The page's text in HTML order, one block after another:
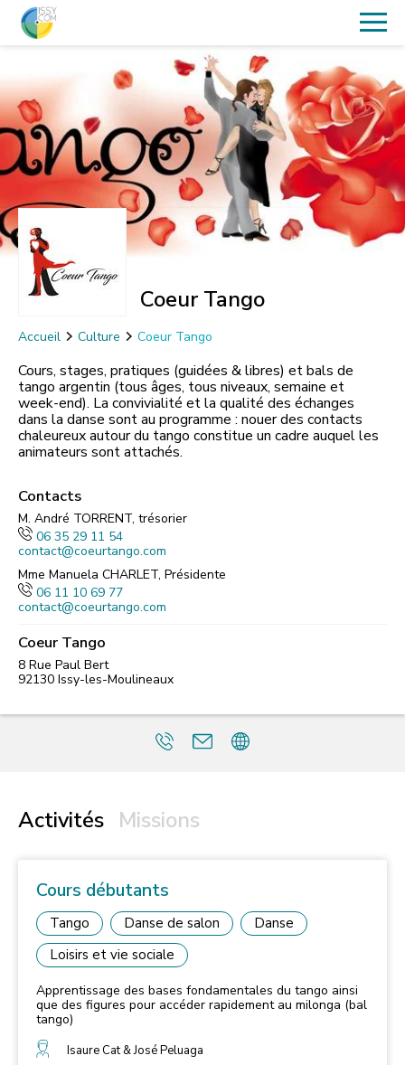
Coeur Tango
Accueil Culture Coeur Tango
Cours, stages, pratiques (guidées & libres) et bals de
tango argentin (tous âges, tous niveaux, semaine et
week-end). La convivialité et la qualité des échanges
dans la danse sont au programme : nouer des contacts
chaleureux autour du tango constitue un cadre auquel les
animateurs sont attachés.
Contacts
M. André TORRENT, trésorier
06 35 29 11 54
contact@coeurtango.com
Mme Manuela CHARLET, Présidente
06 11 10 69 77
contact@coeurtango.com
Coeur Tango
8 Rue Paul Bert
92130 Issy-les-Moulineaux
Activités Missions
Cours débutants
Tango Danse de salon
Danse
Loisirs et vie sociale
Apprentissage des bases fondamentales du tango ainsi
que des figures pour accéder rapidement au milonga (bal
tango)
Isaure Cat & José Peluaga